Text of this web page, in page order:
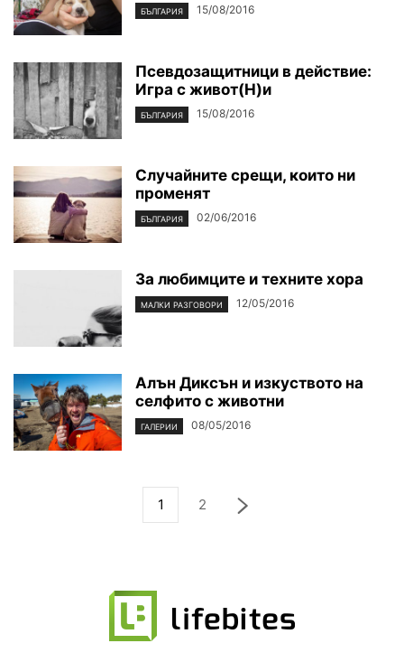
БЪЛГАРИЯ 15/08/2016
Псевдозащитници в действие:
Игра с живот(Н)и
БЪЛГАРИЯ 15/08/2016
Случайните срещи, които ни
променят
БЪЛГАРИЯ 02/06/2016
За любимците и техните хора
МАЛКИ РАЗГОВОРИ 12/05/2016
Алън Диксън и изкуството на
селфито с животни
ГАЛЕРИИ 08/05/2016
1 2